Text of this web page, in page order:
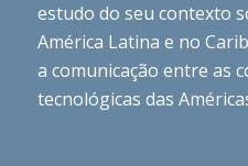
estudo do seu contexto
América Latina e no
a comunicação entre as
tecnológicas das